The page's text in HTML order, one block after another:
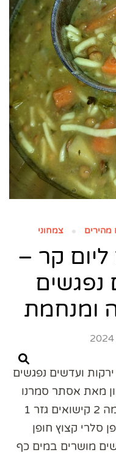
מהירים צמחוני
קר –
נפגשים
ומנחמת
ועדשים נפגשים
מאת אסתר סמרנו
הרכיבים- 1 בצל 2 תפוח אדמה 2 קישואים גזר 1
שום חופן סלרי קצוץ חופן
מושרים במים כף